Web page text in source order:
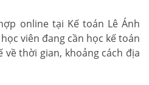
online tại Kế toán Lê Ánh
viên đang cần học kế toán
thời gian, khoảng cách địa